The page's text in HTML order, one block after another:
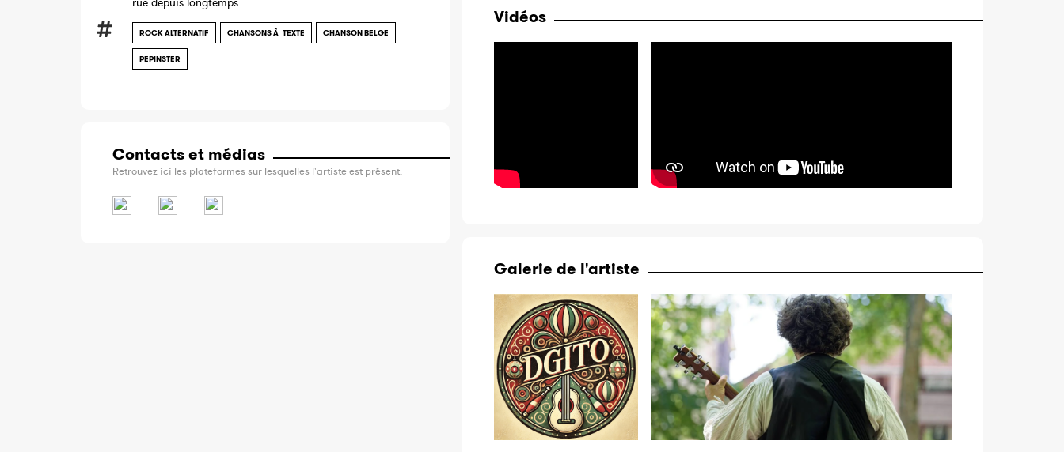
ROCK ALTERNATIF CHANSONS À TEXTE CHANSON BELGE
PEPINSTER
Contacts et médias
Retrouvez ici les plateformes sur lesquelles l'artiste est présent.
Vidéos
Galerie de l'artiste